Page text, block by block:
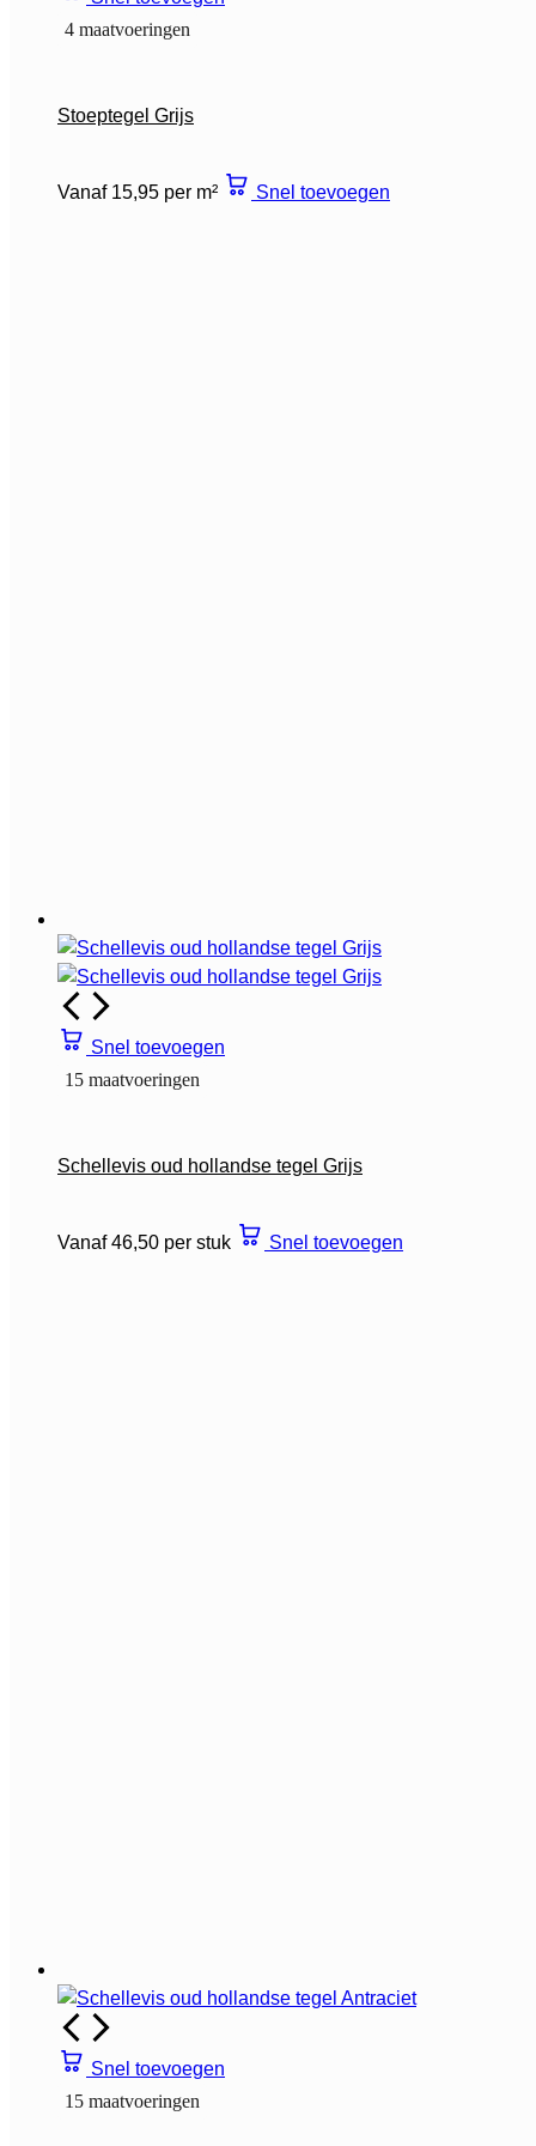
4 maatvoeringen
Stoeptegel Grijs
Vanaf 15,95 per m² Snel toevoegen
Snel toevoegen
15 maatvoeringen
Schellevis oud hollandse tegel Grijs
Vanaf 46,50 per stuk Snel toevoegen
Snel toevoegen
15 maatvoeringen